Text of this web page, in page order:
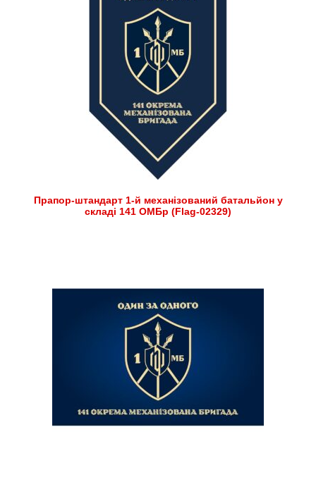
Прапор-штандарт 1-й механізований батальйон у
складі 141 ОМБр (Flag-02329)